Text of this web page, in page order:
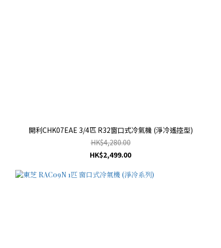
開利CHK07EAE 3/4匹 R32窗口式冷氣機 (淨冷遙控型)
HK$4,280.00
HK$2,499.00